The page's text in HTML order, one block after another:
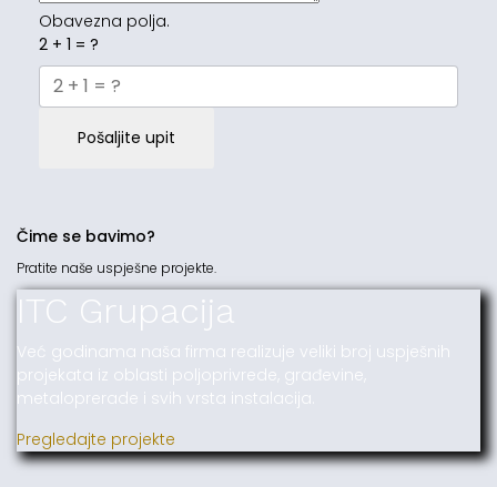
Obavezna polja.
2 + 1 = ?
Pošaljite upit
Čime se bavimo?
Pratite naše uspješne projekte.
ITC Grupacija
Već godinama naša firma realizuje veliki broj uspješnih
projekata iz oblasti poljoprivrede, građevine,
metaloprerade i svih vrsta instalacija.
Pregledajte projekte